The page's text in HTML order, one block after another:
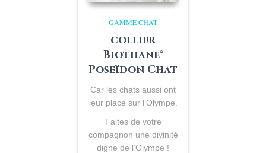
GAMME CHAT
collier
Biothane®
Poseïdon Chat
Car les chats aussi ont
leur place sur l’Olympe.
Faites de votre
compagnon une divinité
digne de l’Olympe !